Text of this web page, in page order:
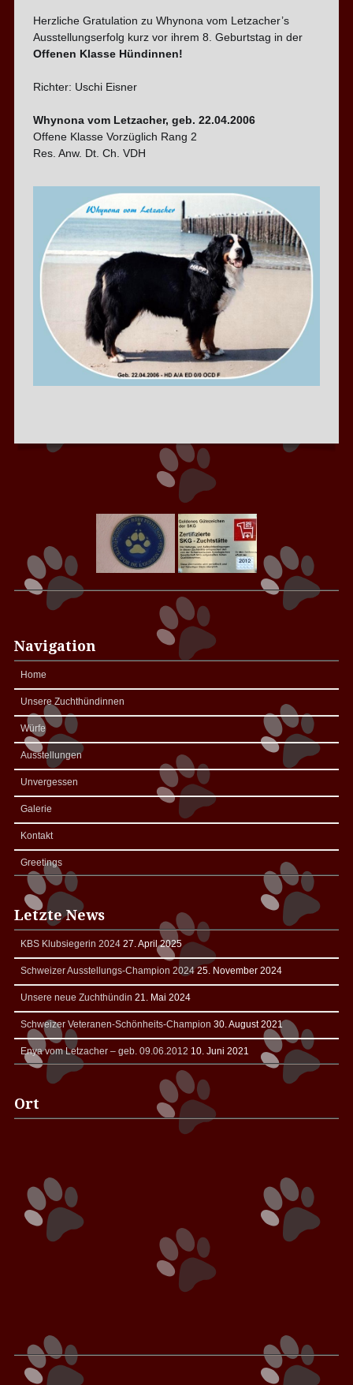
Herzliche Gratulation zu Whynona vom Letzacher’s
Ausstellungserfolg kurz vor ihrem 8. Geburtstag in der
Offenen Klasse Hündinnen!
Richter: Uschi Eisner
Whynona vom Letzacher, geb. 22.04.2006
Offene Klasse Vorzüglich Rang 2
Res. Anw. Dt. Ch. VDH
Navigation
Home
Unsere Zuchthündinnen
Würfe
Ausstellungen
Unvergessen
Galerie
Kontakt
Greetings
Letzte News
KBS Klubsiegerin 2024 27. April 2025
Schweizer Ausstellungs-Champion 2024 25. November 2024
Unsere neue Zuchthündin 21. Mai 2024
Schweizer Veteranen-Schönheits-Champion 30. August 2021
Enya vom Letzacher – geb. 09.06.2012 10. Juni 2021
Ort